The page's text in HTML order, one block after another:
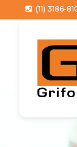
(11) 3186-